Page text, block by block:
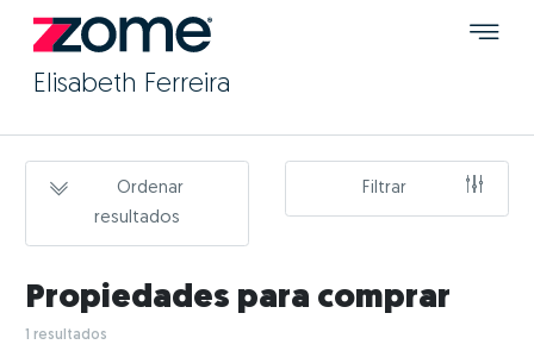
Elisabeth Ferreira
Ordenar
resultados
Filtrar
Propiedades para comprar
1 resultados